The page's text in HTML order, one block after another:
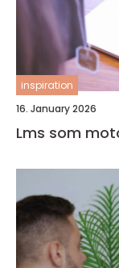
inspiration
16. January 2026
Lms som